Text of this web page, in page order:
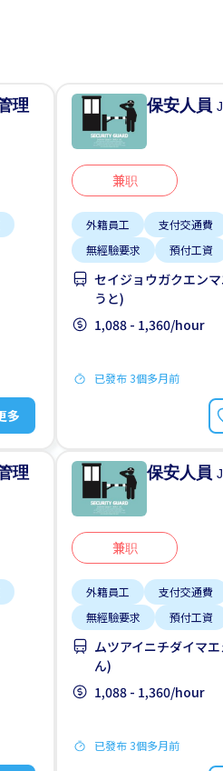
理
多
保安人員
兼职
外籍員工 支付交通費
無經驗要求
預付工資
セイジョウガクエン
うと)
1,088 - 1,360/hour
已發布 3個多月前
理 保安人員
兼职
外籍員工 支付交通費
無經驗要求
預付工資
ムツアイニチダイマ
ん)
1,088 - 1,360/hour
已發布 3個多月前